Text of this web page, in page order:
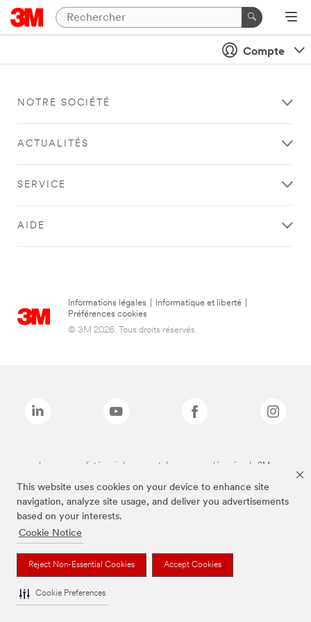
This website uses cookies on your device to enhance site
navigation, analyze site usage, and deliver you advertisements
based on your interests.
Cookie Notice
Reject Non-Essential Cookies Accept Cookies
Cookie Preferences
Compte
NOTRE SOCIÉTÉ
ACTUALITÉS
SERVICE
AIDE
Informations légales Informatique et liberté
Préférences cookies
© 3M 2026. Tous droits réservés.
Les marques listées ci-dessus sont des marques déposées de 3M.